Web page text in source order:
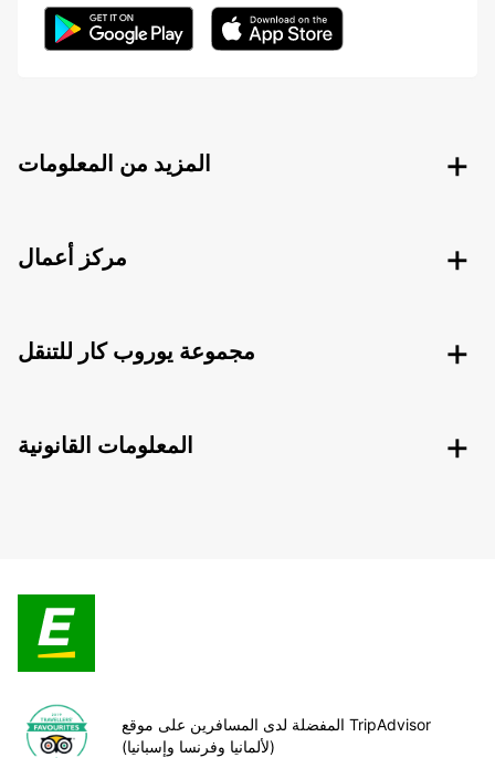
المزيد من المعلومات
مركز أعمال
مجموعة يوروب كار للتنقل
المعلومات القانونية
المفضلة لدى المسافرين على موقع TripAdvisor
(لألمانيا وفرنسا وإسبانيا)